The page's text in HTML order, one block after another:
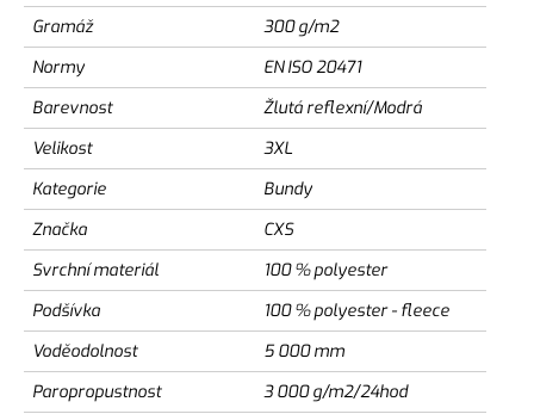
Gramáž
300 g/m2
Normy
EN ISO 20471
Barevnost
Žlutá reflexní/Modrá
Velikost
3XL
Kategorie
Bundy
Značka
CXS
Svrchní materiál
100 % polyester
Podšívka
100 % polyester - fleece
Voděodolnost
5 000 mm
Paropropustnost
3 000 g/m2/24hod